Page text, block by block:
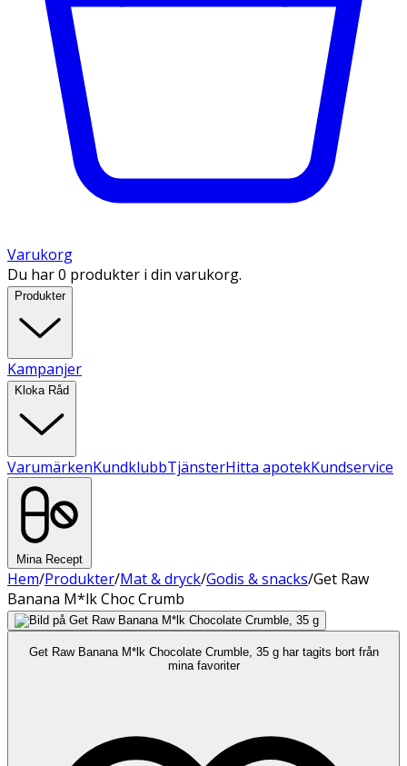
Varukorg
Du har 0 produkter i din varukorg.
Produkter
Kampanjer
Kloka Råd
VarumärkenKundklubbTjänsterHitta apotekKundservice
Mina Recept
Hem/Produkter/Mat & dryck/Godis & snacks/Get Raw
Banana M*lk Choc Crumb
Get Raw Banana M*lk Chocolate Crumble, 35 g har tagits bort från
mina favoriter